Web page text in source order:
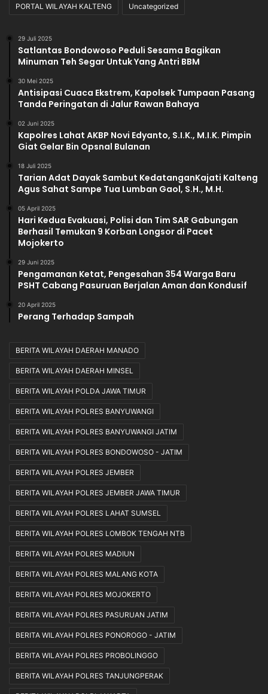
PORTAL WILAYAH KALTENG Uncategorized
29 Juli 2025
Satlantas Bondowoso Peduli Sesama Bagikan
Minuman Teh Segar Untuk Yang Antri BBM
30 Mei 2025
Antisipasi Cuaca Ekstrem, Kapolsek Tumpaan Pasang
Tanda Peringatan di Jalur Rawan Bahaya
02 Juni 2025
Kapolres Lahat AKBP Novi Edyanto, S.I.K., M.I.K. Pimpin
Giat Gelar Bin Opsnal Bulanan
18 Juli 2025
Tarian Adat Dayak Sambut KedatanganKajati Kalteng
Agus Sahat Sampe Tua Lumban Gaol, S.H., M.H.
05 April 2025
Hari Kedua Evakuasi, Polisi dan Tim SAR Gabungan
Berhasil Temukan 9 Korban Longsor di Pacet
Mojokerto
29 Juni 2025
Pengamanan Ketat, Pengesahan 354 Warga Baru
PSHT Cabang Pasuruan Berjalan Aman dan Kondusif
20 April 2025
Perang Terhadap Sampah
BERITA WILAYAH DAERAH MANADO
BERITA WILAYAH DAERAH MINSEL
BERITA WILAYAH POLDA JAWA TIMUR
BERITA WILAYAH POLRES BANYUWANGI
BERITA WILAYAH POLRES BANYUWANGI JATIM
BERITA WILAYAH POLRES BONDOWOSO - JATIM
BERITA WILAYAH POLRES JEMBER
BERITA WILAYAH POLRES JEMBER JAWA TIMUR
BERITA WILAYAH POLRES LAHAT SUMSEL
BERITA WILAYAH POLRES LOMBOK TENGAH NTB
BERITA WILAYAH POLRES MADIUN
BERITA WILAYAH POLRES MALANG KOTA
BERITA WILAYAH POLRES MOJOKERTO
BERITA WILAYAH POLRES PASURUAN JATIM
BERITA WILAYAH POLRES PONOROGO - JATIM
BERITA WILAYAH POLRES PROBOLINGGO
BERITA WILAYAH POLRES TANJUNGPERAK